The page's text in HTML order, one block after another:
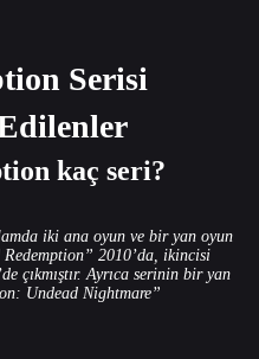
Serisi
kaç seri?
iki ana oyun ve bir yan oyun
2010’da, ikincisi
çıkmıştır. Ayrıca serinin bir yan
Undead Nightmare”